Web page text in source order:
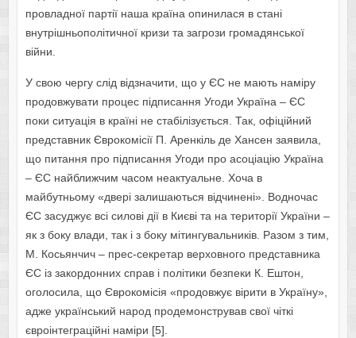
провладної партії наша країна опинилася в стані
внутрішньополітичної кризи та загрози громадянської
війни.
У свою чергу слід відзначити, що у ЄС не мають наміру
продовжувати процес підписання Угоди Україна – ЄС
поки ситуація в країні не стабілізується. Так, офіційний
представник Єврокомісії П. Аренкіль де Хансен заявила,
що питання про підписання Угоди про асоціацію Україна
– ЄС найближчим часом неактуальне. Хоча в
майбутньому «двері залишаються відчинені». Водночас
ЄС засуджує всі силові дії в Києві та на території України –
як з боку влади, так і з боку мітингувальників. Разом з тим,
М. Косьянчич – прес-секретар верховного представника
ЄС із закордонних справ і політики безпеки К. Ештон,
оголосила, що Єврокомісія «продовжує вірити в Україну»,
адже український народ продемонстрував свої чіткі
євроінтеграційні наміри [5].